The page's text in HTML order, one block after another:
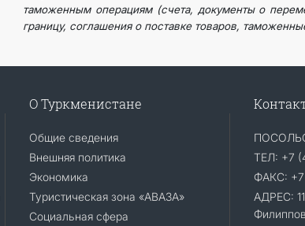
таможенным операциям (счета, документы о
границу, соглашения о поставке товаров,
О Туркменистане
Общие сведения
Внешняя политика
Экономика
Туристическая зона «АВАЗА»
Социальная сфера
ТЕЛ: +7
ФАКС: +7
АДРЕС: